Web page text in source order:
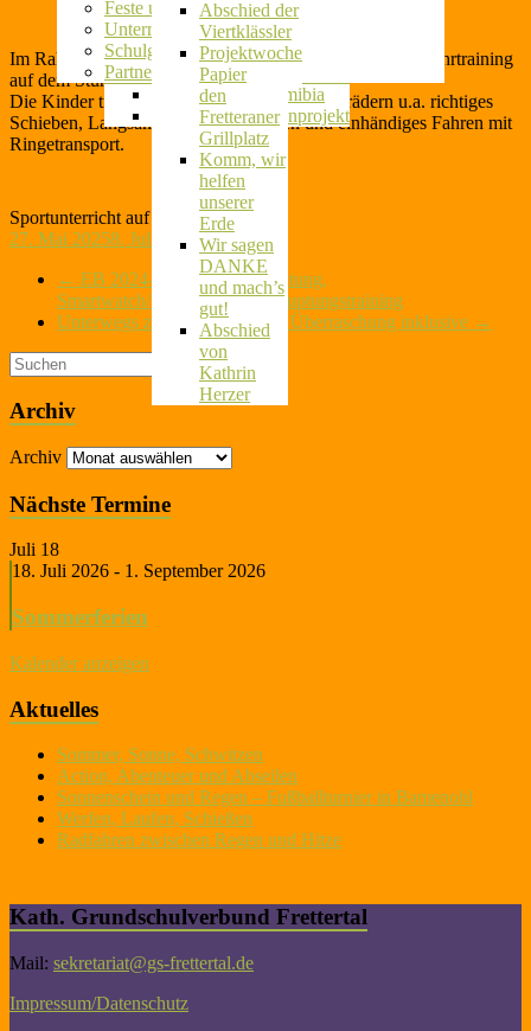
Herkunftssprachlicher Unterricht
Feste und Feiern
Unterrichtsaktivitäten
Schulgarten
Partnerschule in Namibia
Wir laufen für Namibia
Das Suppenküchenprojekt
erstes Jahr
im
Schulgarten
Ausflug auf
den
Fretteraner
Grillplatz
Komm, wir
helfen
unserer
Erde
Wir sagen
DANKE
und mach’s
gut!
Abschied
von
Kathrin
Herzer
Abschied der
Viertklässler
Projektwoche
Papier
Im Rahmen des Sportunterrichts hatte die 3 b heute Radfahrtraining
auf dem Stundenplan.
Die Kinder trainierten auf ihren eigenen Fahrrädern u.a. richtiges
Schieben, Langsam- und Slalomfahren und einhändiges Fahren mit
Ringetransport.
Sportunterricht auf 2 Rädern
27. Mai 20258. Juli 2026
← EB 2024-10 Stellv. Schulleitung,
Smartwatch/Handy/Selbstbehauptungstraining
Unterwegs zum Wasserwerk – Überraschung inklusive →
Archiv
Archiv
Nächste Termine
Juli 18
18. Juli 2026 - 1. September 2026
Sommerferien
Kalender anzeigen
Aktuelles
Sommer, Sonne, Schwitzen
Action, Abenteuer und Abseilen
Sonnenschein und Regen – Fußballturnier in Bamenohl
Werfen, Laufen, Schießen
Radfahren zwischen Regen und Hitze
Kath. Grundschulverbund Frettertal
Mail: sekretariat@gs-frettertal.de
Impressum/Datenschutz